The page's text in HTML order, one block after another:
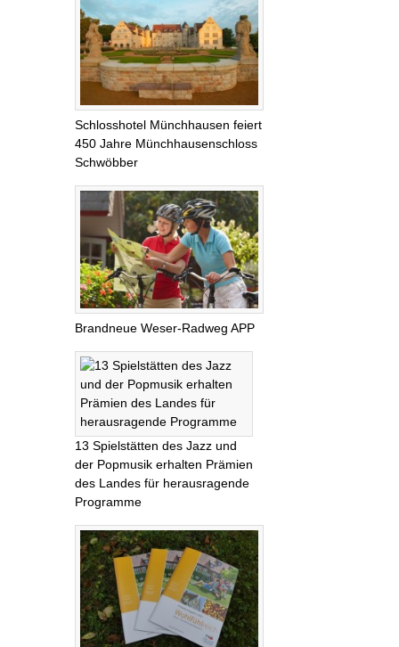
Schlosshotel Münchhausen feiert
450 Jahre Münchhausenschloss
Schwöbber
Brandneue Weser-Radweg APP
13 Spielstätten des Jazz und
der Popmusik erhalten Prämien
des Landes für herausragende
Programme